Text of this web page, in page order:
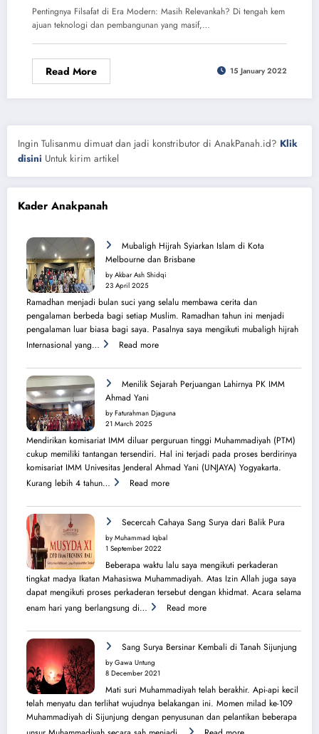
Pentingnya Filsafat di Era Modern: Masih Relevankah? Di tengah kem
ajuan teknologi dan pembangunan yang masif,…
Read More 15 January 2022
Ingin Tulisanmu dimuat dan jadi konstributor di AnakPanah.id? Klik
disini Untuk kirim artikel
Kader Anakpanah
Mubaligh Hijrah Syiarkan Islam di Kota
Melbourne dan Brisbane
by Akbar Ash Shidqi
23 April 2025
Ramadhan menjadi bulan suci yang selalu membawa cerita dan
pengalaman berbeda bagi setiap Muslim. Ramadhan tahun ini menjadi
pengalaman luar biasa bagi saya. Pasalnya saya mengikuti mubaligh hijrah
Internasional yang…
Read more:
Hijrah
Syiarkan
di
Melbourne
dan
Brisbane
Menilik Sejarah Perjuangan Lahirnya PK IMM
Ahmad Yani
by Faturahman Djaguna
21 March 2025
Mendirikan komisariat IMM diluar perguruan tinggi Muhammadiyah (PTM)
cukup memiliki tantangan tersendiri. Hal ini terjadi pada proses berdirinya
komisariat IMM Univesitas Jenderal Ahmad Yani (UNJAYA) Yogyakarta.
Kurang lebih 4 tahun…
Read more:
Sejarah
Perjuangan
IMM
Ahmad
Yani
Secercah Cahaya Sang Surya dari Balik Pura
by Muhammad Iqbal
1 September 2022
Beberapa waktu lalu saya mengikuti perkaderan
tingkat madya Ikatan Mahasiswa Muhammadiyah. Atas Izin Allah juga saya
dapat mengikuti proses perkaderan tersebut dengan khidmat. Acara selama
enam hari yang berlangsung di…
Read more:
Cahaya
Sang
Balik
Pura
Sang Surya Bersinar Kembali di Tanah Sijunjung
by Gawa Untung
8 December 2021
Mati suri Muhammadiyah telah berakhir. Api-api kecil
telah menyatu dan terlihat wujudnya belakangan ini. Momen milad ke-109
Muhammadiyah di Sijunjung dengan penyusunan dan pelantikan beberapa
: